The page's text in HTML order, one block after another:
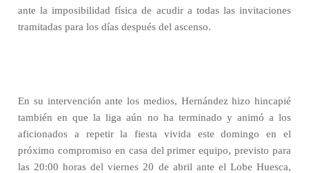
ante la imposibilidad física de acudir a todas las invitaciones
tramitadas para los días después del ascenso.
En su intervención ante los medios, Hernández hizo hincapié
también en que la liga aún no ha terminado y animó a los
aficionados a repetir la fiesta vivida este domingo en el
próximo compromiso en casa del primer equipo, previsto para
las 20:00 horas del viernes 20 de abril ante el Lobe Huesca,